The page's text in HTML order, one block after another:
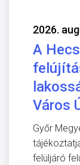
2026.
A
Város
Győr
felüljáró